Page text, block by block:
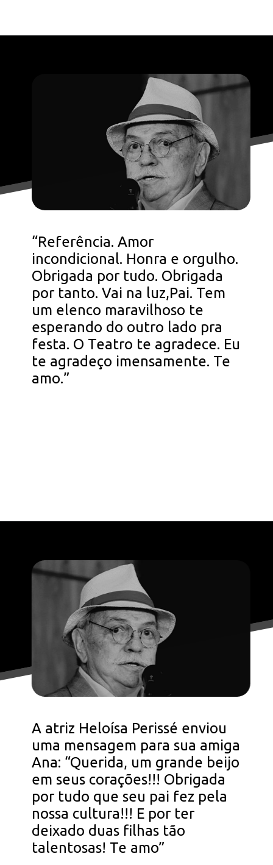
“Referência. Amor
incondicional. Honra e orgulho.
Obrigada por tudo. Obrigada
por tanto. Vai na luz,Pai. Tem
um elenco maravilhoso te
esperando do outro lado pra
festa. O Teatro te agradece. Eu
te agradeço imensamente. Te
amo.”
A atriz Heloísa Perissé enviou
uma mensagem para sua amiga
Ana: “Querida, um grande beijo
em seus corações!!! Obrigada
por tudo que seu pai fez pela
nossa cultura!!! E por ter
deixado duas filhas tão
talentosas! Te amo”